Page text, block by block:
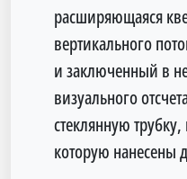
расширяю­щаяся
вертикального
и заключенный в
визуально­го
стеклянную
которую нанесены